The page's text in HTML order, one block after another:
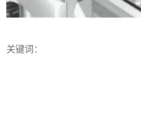
关键词：